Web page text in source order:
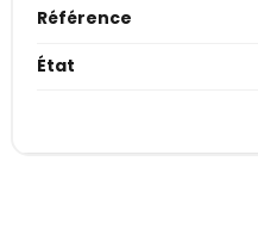
Référence
État